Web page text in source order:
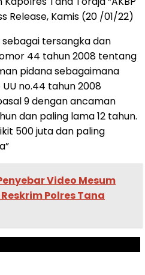
Release, Kamis (20 /01/22)
tersangka dan
44 tahun 2008 tentang
pidana sebagaimana
no.44 tahun 2008
9 dengan ancaman
dan paling lama 12 tahun.
500 juta dan paling
Video Mesum
Polres Tana